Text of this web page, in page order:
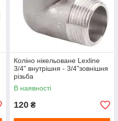
Коліно нікельоване Lexline
3/4" внутрішня - 3/4"зовнішня
різьба
В наявності
120 ₴